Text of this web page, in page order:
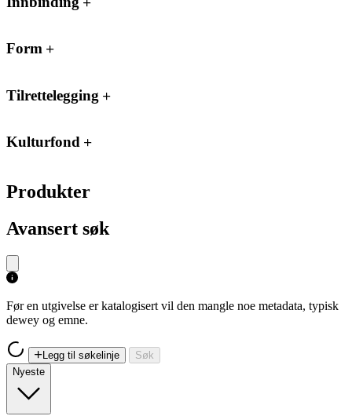
Form
Tilrettelegging
Kulturfond
Produkter
Avansert søk
Før en utgivelse er katalogisert vil den mangle noe metadata, typisk
dewey og emne.
Legg til søkelinje
Søk
Nyeste